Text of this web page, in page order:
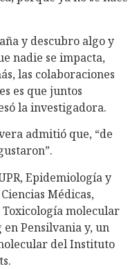
y descubro algo y
nadie se impacta,
las colaboraciones
es que juntos
la investigadora.
admitió que, “de
Epidemiología y
Médicas,
molecular
Pensilvania y, un
del Instituto